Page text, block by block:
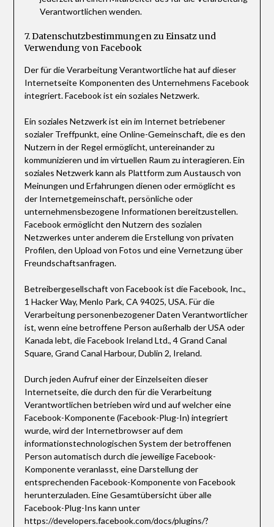
Verantwortlichen wenden.
7. Datenschutzbestimmungen zu Einsatz und
Verwendung von Facebook
Der für die Verarbeitung Verantwortliche hat auf dieser
Internetseite Komponenten des Unternehmens Facebook
integriert. Facebook ist ein soziales Netzwerk.
Ein soziales Netzwerk ist ein im Internet betriebener
sozialer Treffpunkt, eine Online-Gemeinschaft, die es den
Nutzern in der Regel ermöglicht, untereinander zu
kommunizieren und im virtuellen Raum zu interagieren. Ein
soziales Netzwerk kann als Plattform zum Austausch von
Meinungen und Erfahrungen dienen oder ermöglicht es
der Internetgemeinschaft, persönliche oder
unternehmensbezogene Informationen bereitzustellen.
Facebook ermöglicht den Nutzern des sozialen
Netzwerkes unter anderem die Erstellung von privaten
Profilen, den Upload von Fotos und eine Vernetzung über
Freundschaftsanfragen.
Betreibergesellschaft von Facebook ist die Facebook, Inc.,
1 Hacker Way, Menlo Park, CA 94025, USA. Für die
Verarbeitung personenbezogener Daten Verantwortlicher
ist, wenn eine betroffene Person außerhalb der USA oder
Kanada lebt, die Facebook Ireland Ltd., 4 Grand Canal
Square, Grand Canal Harbour, Dublin 2, Ireland.
Durch jeden Aufruf einer der Einzelseiten dieser
Internetseite, die durch den für die Verarbeitung
Verantwortlichen betrieben wird und auf welcher eine
Facebook-Komponente (Facebook-Plug-In) integriert
wurde, wird der Internetbrowser auf dem
informationstechnologischen System der betroffenen
Person automatisch durch die jeweilige Facebook-
Komponente veranlasst, eine Darstellung der
entsprechenden Facebook-Komponente von Facebook
herunterzuladen. Eine Gesamtübersicht über alle
Facebook-Plug-Ins kann unter
https://developers.facebook.com/docs/plugins/?